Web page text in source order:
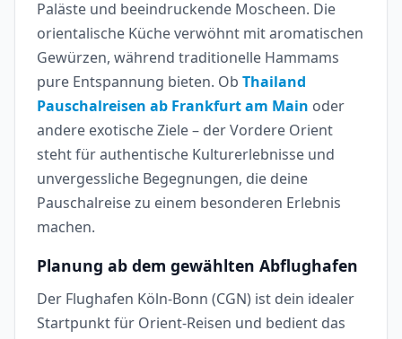
Paläste und beeindruckende Moscheen. Die
orientalische Küche verwöhnt mit aromatischen
Gewürzen, während traditionelle Hammams
pure Entspannung bieten. Ob Thailand
Pauschalreisen ab Frankfurt am Main oder
andere exotische Ziele – der Vordere Orient
steht für authentische Kulturerlebnisse und
unvergessliche Begegnungen, die deine
Pauschalreise zu einem besonderen Erlebnis
machen.
Planung ab dem gewählten Abflughafen
Der Flughafen Köln-Bonn (CGN) ist dein idealer
Startpunkt für Orient-Reisen und bedient das